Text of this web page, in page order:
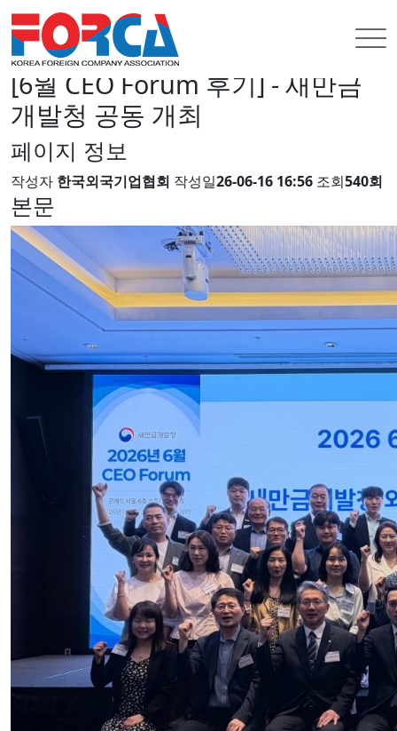
홈 INFORMATION
협회뉴스
[6월 CEO Forum 후기] - 새만금
개발청 공동 개최
페이지 정보
작성자 한국외국기업협회 작성일26-06-16 16:56 조회540회
본문